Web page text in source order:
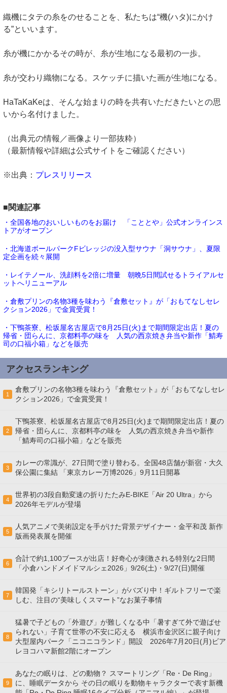
織機にタテの糸をのせることを、私たちは“機(ハタ)にかけ
る”といいます。
糸が機にかかるその時が、糸が生地になる最初の一歩。
糸が交わり織物になる。スケッチに描いた画が生地になる。
HaTaKaKeは、そんな始まりの時を共有いただきたいとの思
いから名付けました。
（出典元の情報／画像より一部抜粋）
（最新情報や詳細は公式サイトをご確認ください）
※出典： プレスリリース
■関連記事
・全国各地のおいしいものをお届け 「こととや」公式オンラインス
トアがオープン
・北海道ボールパークFビレッジの没入型サウナ「洞サウナ」、夏限
定企画を続々展開
・レイテノール、洗顔料を2倍に増量 朝晩5日間試せるトライアルセ
ットへリニューアル
・倉敷プリンの名物3種を味わう『倉敷セット』が「おもてなしセレ
クション2026」で金賞受賞！
・下鴨茶寮、松坂屋名古屋店で8月25日(火)まで期間限定出店！夏の
帰省・団らんに、京都料亭の味を 人気の西京焼き弁当や新作「鯖寿
司の口福小箱」などを販売
アクセスランキング
1
倉敷プリンの名物3種を味わう『倉敷セット』が「おもてなしセレ
クション2026」で金賞受賞！
2
下鴨茶寮、松坂屋名古屋店で8月25日(火)まで期間限定出店！夏の
帰省・団らんに、京都料亭の味を 人気の西京焼き弁当や新作
「鯖寿司の口福小箱」などを販売
3
カレーの常識が、27日間で塗り替わる。全国48店舗が新宿・大久
保公園に集結 「東京カレー万博2026」9月11日開幕
4
世界初の3段自動変速の折りたたみE-BIKE「Air 20 Ultra」から
2026年モデルが登場
5
人気アニメで美術設定を手がけた背景デザイナー・金平和茂 新作
版画発表展を開催
6
合計で約1,100ブースが出店！好奇心が刺激される特別な2日間
「小倉ハンドメイドマルシェ2026」9/26(土)・9/27(日)開催
7
韓国発「キシリトールストーン」がバズり中！ギルトフリーで楽
しむ、注目の“美味しくスマート”なお菓子事情
8
猛暑で子どもの「外遊び」が難しくなる中「暑すぎて外で遊ばせ
られない」子育て世帯の不安に応える 横浜市金沢区に親子向け
大型屋内パーク「ニコニコランド」開設 2026年7月20日(月)ビア
レヨコハマ新館2階にオープン
9
あなたの眠りは、どの動物？ スマートリング「Re・De Ring」
に、睡眠データから その日の眠りを動物キャラクターで表す新機